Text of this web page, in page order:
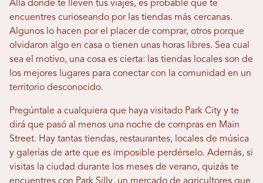
Allá donde te lleven tus viajes, es probable que te
encuentres curioseando por las tiendas más cercanas.
Algunos lo hacen por el placer de comprar, otros porque
olvidaron algo en casa o tienen unas horas libres. Sea cual
sea el motivo, una cosa es cierta: las tiendas locales son de
los mejores lugares para conectar con la comunidad en un
territorio desconocido.
Pregúntale a cualquiera que haya visitado Park City y te
dirá que pasó al menos una noche de compras en Main
Street. Hay tantas tiendas, restaurantes, locales de música
y galerías de arte que es imposible perdérselo. Además, si
visitas la ciudad durante los meses de verano, quizás te